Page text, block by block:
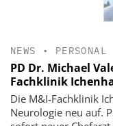
NEWS • PERSONAL
PD Dr. Michael
Fachklinik
Die M&I-Fachklinik
Neurologie neu auf.